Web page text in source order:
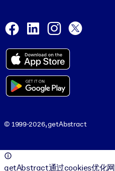
Facebook
LinkedIn
© 1999-2026, getAbstract
getAbstract通过cookies优化网